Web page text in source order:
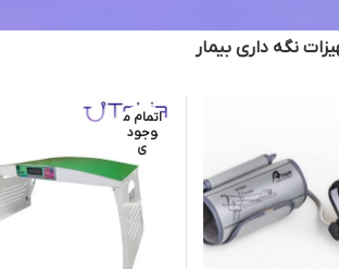
نگه داری بیمار
اتمام م
وجود
ی